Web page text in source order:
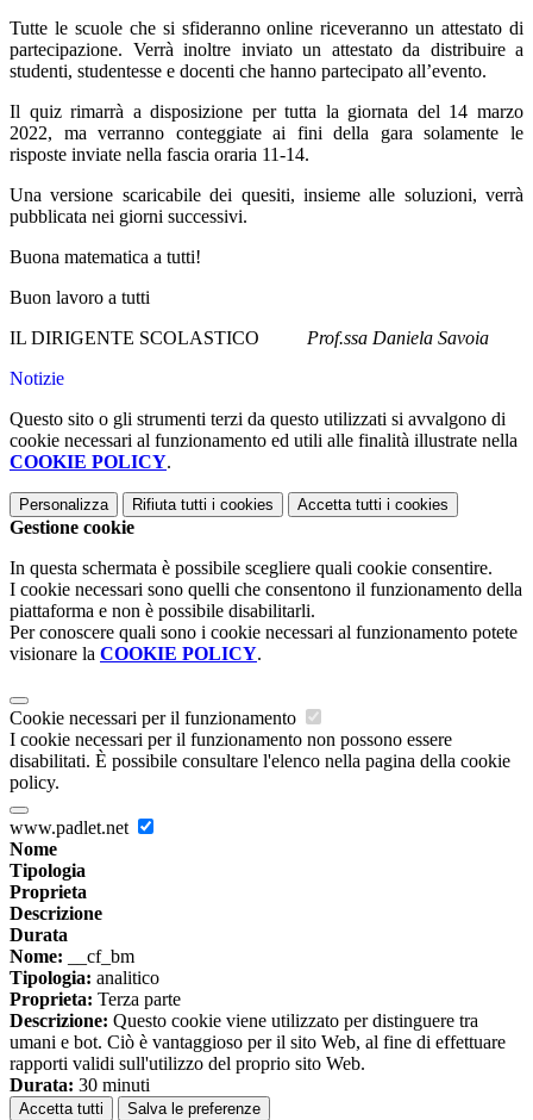
Tutte le scuole che si sfideranno online riceveranno un attestato di
partecipazione. Verrà inoltre inviato un attestato da distribuire a
studenti, studentesse e docenti che hanno partecipato all’evento.
Il quiz rimarrà a disposizione per tutta la giornata del 14 marzo
2022, ma verranno conteggiate ai fini della gara solamente le
risposte inviate nella fascia oraria 11-14.
Una versione scaricabile dei quesiti, insieme alle soluzioni, verrà
pubblicata nei giorni successivi.
Buona matematica a tutti!
Buon lavoro a tutti
IL DIRIGENTE SCOLASTICO Prof.ssa Daniela Savoia
Notizie
Questo sito o gli strumenti terzi da questo utilizzati si avvalgono di
cookie necessari al funzionamento ed utili alle finalità illustrate nella
COOKIE POLICY.
Personalizza Rifiuta tutti i cookies Accetta tutti i cookies
Gestione cookie
In questa schermata è possibile scegliere quali cookie consentire.
I cookie necessari sono quelli che consentono il funzionamento della
piattaforma e non è possibile disabilitarli.
Per conoscere quali sono i cookie necessari al funzionamento potete
visionare la COOKIE POLICY.
Cookie necessari per il funzionamento
I cookie necessari per il funzionamento non possono essere
disabilitati. È possibile consultare l'elenco nella pagina della cookie
policy.
www.padlet.net
Nome
Tipologia
Proprieta
Descrizione
Durata
Nome: __cf_bm
Tipologia: analitico
Proprieta: Terza parte
Descrizione: Questo cookie viene utilizzato per distinguere tra
umani e bot. Ciò è vantaggioso per il sito Web, al fine di effettuare
rapporti validi sull'utilizzo del proprio sito Web.
Durata: 30 minuti
Accetta tutti Salva le preferenze